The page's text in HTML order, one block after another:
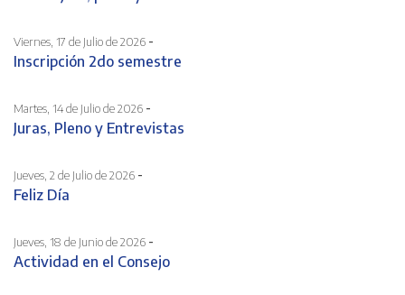
Viernes, 17 de Julio de 2026 -
Inscripción 2do semestre
Martes, 14 de Julio de 2026 -
Juras, Pleno y Entrevistas
Jueves, 2 de Julio de 2026 -
Feliz Día
Jueves, 18 de Junio de 2026 -
Actividad en el Consejo